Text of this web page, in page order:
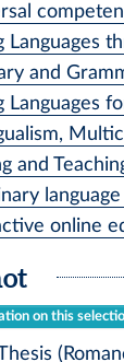
Languages
and
Languages
and
online
on this